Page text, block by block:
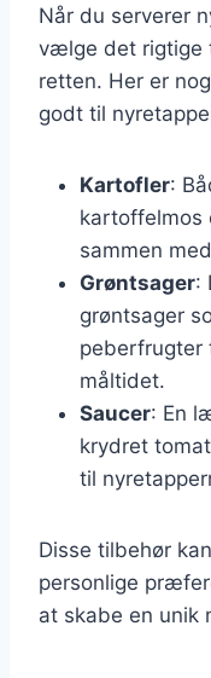
Når du serverer
vælge det rigtige
retten. Her er
godt til
Kartofler:
kartoffelmos
sammen
Grøntsager:
grøntsager
peberfrugter
måltidet.
Saucer: En
krydret
til
Disse tilbehør
personlige
at skabe en unik